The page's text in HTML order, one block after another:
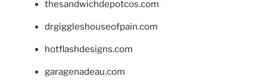
thesandwichdepotcos.com
drgiggleshouseofpain.com
hotflashdesigns.com
garagenadeau.com